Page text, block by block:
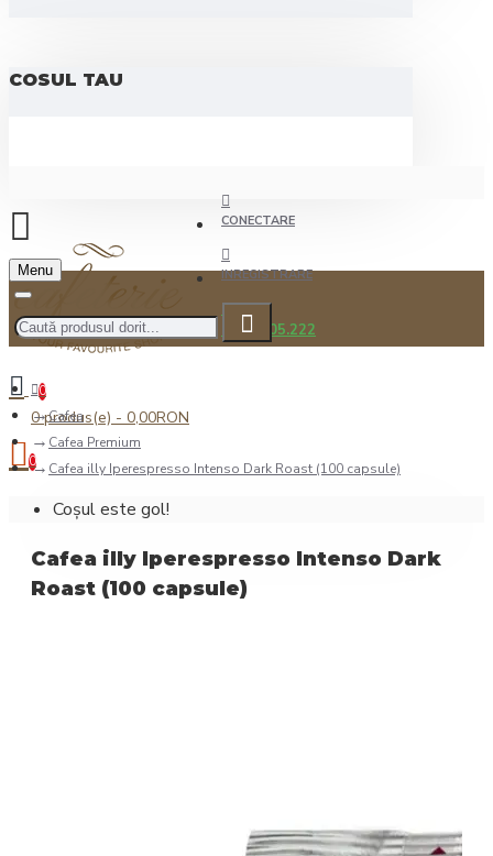
COSUL TAU
CONECTARE
INREGISTRARE
0722.505.222
Menu
0
0 produs(e) - 0,00RON
0
Coșul este gol!
Cafea
Cafea Premium
Cafea illy Iperespresso Intenso Dark Roast (100 capsule)
Cafea illy Iperespresso Intenso Dark
Roast (100 capsule)